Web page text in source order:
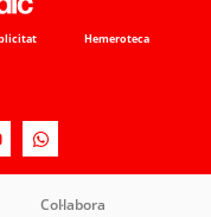
Hemeroteca
Col·labora